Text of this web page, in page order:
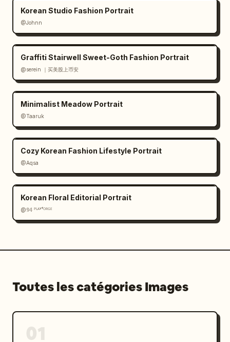
Korean Studio Fashion Portrait
@Johnn
Graffiti Stairwell Sweet-Goth Fashion Portrait
@serein ｜买美股上币安
Minimalist Meadow Portrait
@Taaruk
Cozy Korean Fashion Lifestyle Portrait
@Aqsa
Korean Floral Editorial Portrait
@𝟡𝟜 ᴾᴸᴬʸᶠᴼᴿᴳᴱ
Toutes les catégories Images